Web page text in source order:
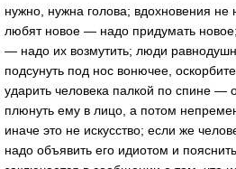
нужно, нужна голова; вдохновения
любят новое — надо придумать
— надо их возмутить; люди
подсунуть под нос вонючее,
ударить человека палкой по спине —
плюнуть ему в лицо, а потом
иначе это не искусство; если же
надо объявить его идиотом и